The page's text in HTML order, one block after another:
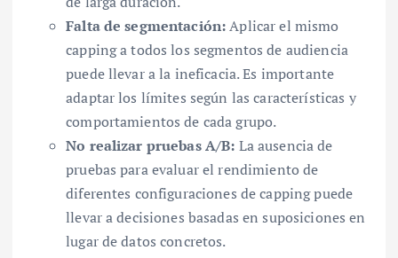
Falta de segmentación:Aplicar el mismo
capping a todos los segmentos de audiencia
puede llevar a la ineficacia. Es importante
adaptar los límites según las características y
comportamientos de cada grupo.
No realizar pruebas A/B: La ausencia de
pruebas para evaluar el rendimiento de
diferentes configuraciones de capping puede
llevar a decisiones basadas en suposiciones en
lugar de datos concretos.